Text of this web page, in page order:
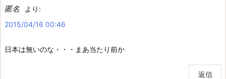
匿名
より:
2015/04/16 00:46
日本は無いのな・・・まあ当たり前か
返信